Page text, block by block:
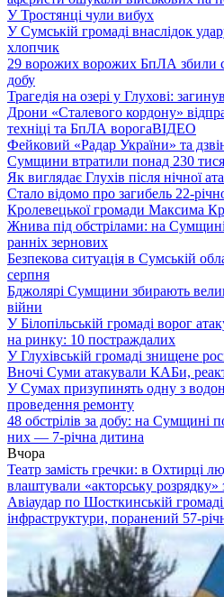
У Тростянці чули вибух
У Сумській громаді внаслідок
хлопчик
29 ворожих ворожих БпЛА збили
добу
Трагедія на озері у Глухові:
Дрони «Сталевого кордону»
техніці та БпЛА ворогаВІДЕО
Фейковий «Радар України» та
Сумщини втратили понад 230
Як виглядає Глухів після нічної
Стало відомо про загибель 22-
Кролевецької громади Максима
Жнива під обстрілами: на
ранніх зернових
Безпекова ситуація в Сумській
серпня
Бджолярі Сумщини збирають
війни
У Білопільській громаді ворог
на ринку: 10 постраждалих
У Глухівській громаді знищене
Вночі Суми атакували КАБи,
У Сумах призупинять одну з
проведення ремонту
48 обстрілів за добу: на Сумщині
них — 7-річна дитина
Вчора
Театр замість гречки: в Охтирці
влаштували «акторську розрядку»
Авіаудар по Шосткинській
інфраструктури, поранений 57-